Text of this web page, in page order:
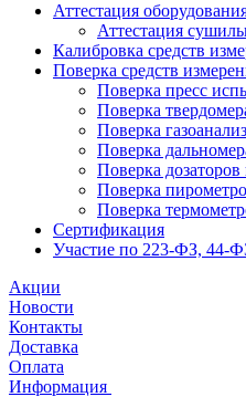
Аттестация
Аттестация
Калибровка средств
Поверка средств
Поверка пресс
Поверка
Поверка
Поверка
Поверка
Поверка
Поверка
Сертификация
Участие по 223-ФЗ, 44-
Акции
Новости
Контакты
Доставка
Оплата
Информация